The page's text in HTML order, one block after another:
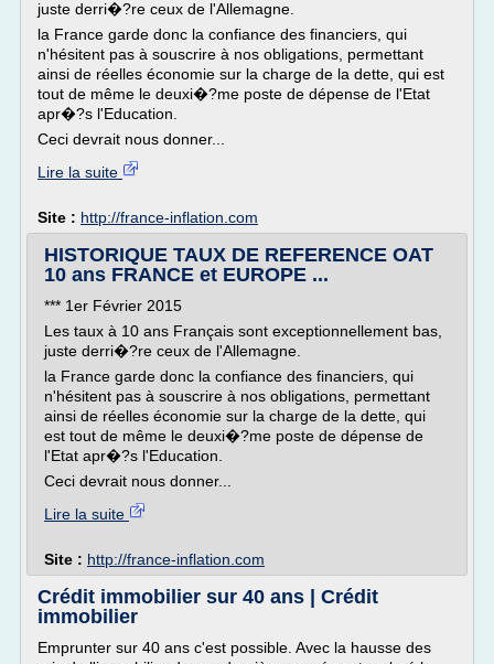
juste derri�?re ceux de l'Allemagne.
la France garde donc la confiance des financiers, qui
n'hésitent pas à souscrire à nos obligations, permettant
ainsi de réelles économie sur la charge de la dette, qui est
tout de même le deuxi�?me poste de dépense de l'Etat
apr�?s l'Education.
Ceci devrait nous donner...
Lire la suite
Site : http://france-inflation.com
HISTORIQUE TAUX DE REFERENCE OAT
10 ans FRANCE et EUROPE ...
*** 1er Février 2015
Les taux à 10 ans Français sont exceptionnellement bas,
juste derri�?re ceux de l'Allemagne.
la France garde donc la confiance des financiers, qui
n'hésitent pas à souscrire à nos obligations, permettant
ainsi de réelles économie sur la charge de la dette, qui
est tout de même le deuxi�?me poste de dépense de
l'Etat apr�?s l'Education.
Ceci devrait nous donner...
Lire la suite
Site : http://france-inflation.com
Crédit immobilier sur 40 ans | Crédit
immobilier
Emprunter sur 40 ans c'est possible. Avec la hausse des